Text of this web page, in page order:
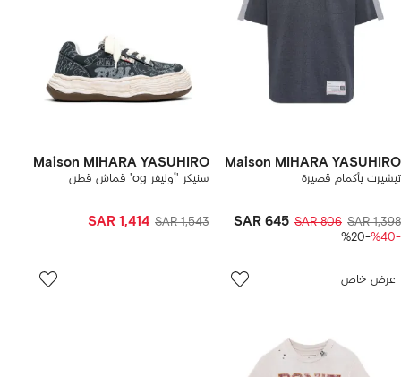
Maison MIHARA YASUHIRO
تيشيرت بأكمام قصيرة
SAR 1,398
SAR 806
SAR 645
-%40
-%20
Maison MIHARA YASUHIRO
سنيكر 'أوليفر og' قماش قطن
SAR 1,543
SAR 1,414
عرض خاص